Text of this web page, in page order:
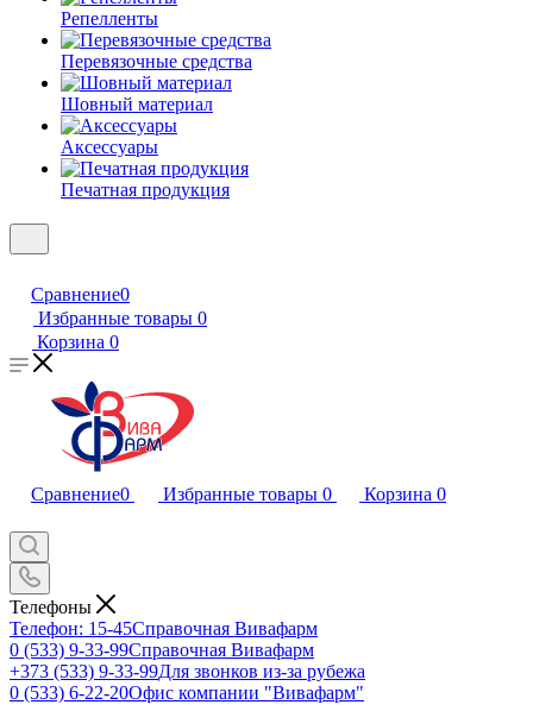
Репелленты
Перевязочные средства
Шовный материал
Аксессуары
Печатная продукция
Сравнение0
Избранные товары 0
Корзина 0
Сравнение0 Избранные товары 0 Корзина 0
Телефоны
Телефон: 15-45Справочная Вивафарм
0 (533) 9-33-99Справочная Вивафарм
+373 (533) 9-33-99Для звонков из-за рубежа
0 (533) 6-22-20Офис компании "Вивафарм"